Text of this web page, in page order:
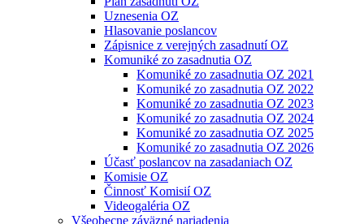
Uznesenia OZ
Hlasovanie poslancov
Zápisnice z verejných zasadnutí OZ
Komuniké zo zasadnutia OZ
Komuniké zo zasadnutia OZ 2021
Komuniké zo zasadnutia OZ 2022
Komuniké zo zasadnutia OZ 2023
Komuniké zo zasadnutia OZ 2024
Komuniké zo zasadnutia OZ 2025
Komuniké zo zasadnutia OZ 2026
Účasť poslancov na zasadaniach OZ
Komisie OZ
Činnosť Komisií OZ
Videogaléria OZ
Všeobecne záväzné nariadenia